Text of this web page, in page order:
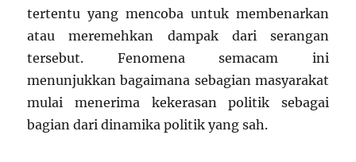
tertentu yang mencoba untuk membenarkan
atau meremehkan dampak dari serangan
tersebut. Fenomena semacam ini
menunjukkan bagaimana sebagian masyarakat
mulai menerima kekerasan politik sebagai
bagian dari dinamika politik yang sah.